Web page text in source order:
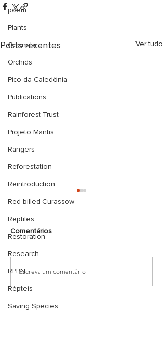
poem
Plants
Odonata
Orchids
Pico da Caledônia
Publications
Rainforest Trust
Projeto Mantis
Rangers
Reforestation
Reintroduction
Red-billed Curassow
Reptiles
Restoration
Research
RPPN
Répteis
Saving Species
Posts recentes Ver tudo
Sábado de diversão com
os Jovens Guardas.
Comentários
Escreva um comentário